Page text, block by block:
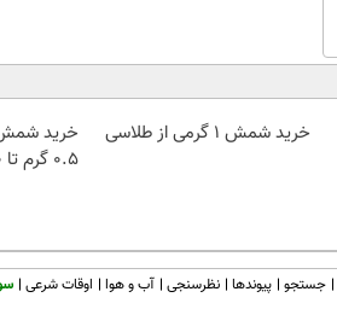
خرید شمش 1 گرمی از طلاسی
خرید
۰.۵ گرم تا ۱۰ گرم
جستجو پیوندها نظرسنجی آب و هوا اوقات شرعی